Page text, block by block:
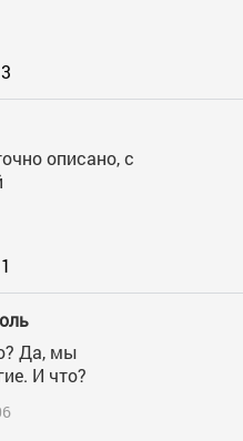
3
описано, с
1
Да, мы
И что?